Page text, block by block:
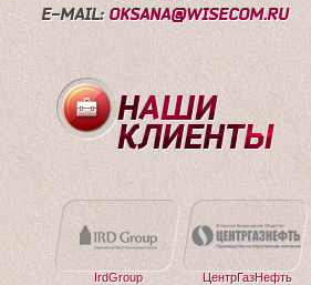
E-MAIL: OKSANA@WISECOM.RU
НАШИ
КЛИЕНТЫ
IrdGroup ЦентрГазНефть